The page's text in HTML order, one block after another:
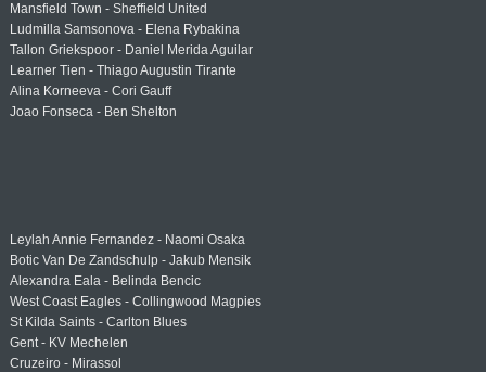
Mansfield Town - Sheffield United
Ludmilla Samsonova - Elena Rybakina
Tallon Griekspoor - Daniel Merida Aguilar
Learner Tien - Thiago Augustin Tirante
Alina Korneeva - Cori Gauff
Joao Fonseca - Ben Shelton
Leylah Annie Fernandez - Naomi Osaka
Botic Van De Zandschulp - Jakub Mensik
Alexandra Eala - Belinda Bencic
West Coast Eagles - Collingwood Magpies
St Kilda Saints - Carlton Blues
Gent - KV Mechelen
Cruzeiro - Mirassol